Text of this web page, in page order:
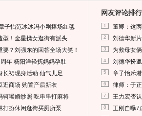
子怡范冰冰冯小刚捧场红毯
型！金星携女逛街有派头
？刘强东的回答全场大笑！
年 杨阳洋轻抚妈妈孕肚
长裙现身活动 仙气儿足
逛商场 购置产后新衣
轲曝婚纱照 吃串串打麻将
打扮休闲逛街买厕所泵
网友评论排行
1 董卿：这
2 刘德华新
3 为救母女
4 刘德华扮
5 章子怡斥
6 律师：于
7 王力宏否
8 王刚自曝7